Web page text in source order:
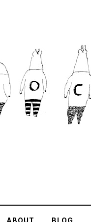
ABOUT BLOG